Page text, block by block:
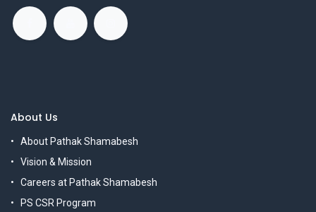
About Us
About Pathak Shamabesh
Vision & Mission
Careers at Pathak Shamabesh
PS CSR Program